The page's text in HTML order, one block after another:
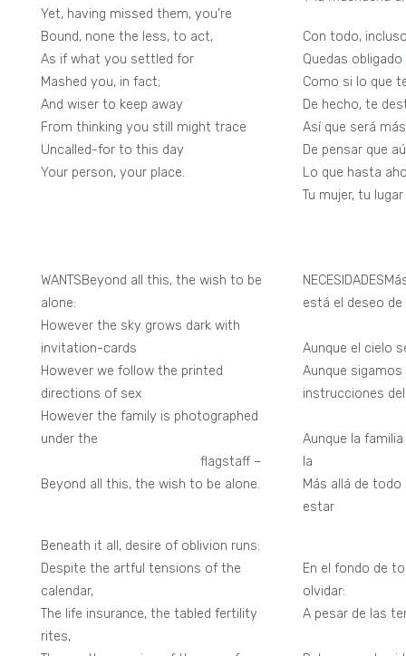
Yet, having missed them, you’re
Bound, none the less, to act,
As if what you settled for
Mashed you, in fact;
And wiser to keep away
From thinking you still might trace
Uncalled-for to this day
Your person, your place.
Con todo,
Quedas
Como si lo que
De hecho, te
Así que será
De pensar que
Lo que hasta
Tu mujer, tu lugar
WANTSBeyond all this, the wish to be
alone:
However the sky grows dark with
invitation-cards
However we follow the printed
directions of sex
However the family is photographed
under the
flagstaff –
Beyond all this, the wish to be alone.
Beneath it all, desire of oblivion runs:
Despite the artful tensions of the
calendar,
The life insurance, the tabled fertility
rites,
está el deseo
Aunque el cielo
Aunque
instrucciones del
Aunque la
la
Más allá de
En el fondo de
olvidar:
A pesar de las